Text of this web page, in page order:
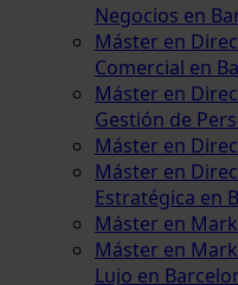
Negocios en
Máster en
Comercial en
Máster en
Gestión de
Máster en
Máster en
Estratégica en
Máster en
Máster en
Lujo en